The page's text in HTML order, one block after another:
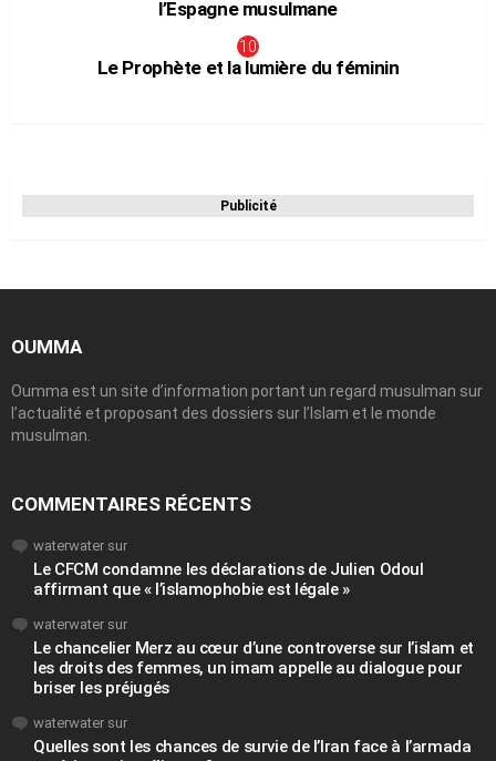
l’Espagne musulmane
Le Prophète et la lumière du féminin
Publicité
OUMMA
Oumma est un site d’information portant un regard musulman sur
l’actualité et proposant des dossiers sur l’Islam et le monde
musulman.
COMMENTAIRES RÉCENTS
waterwater sur
Le CFCM condamne les déclarations de Julien Odoul
affirmant que « l’islamophobie est légale »
waterwater sur
Le chancelier Merz au cœur d’une controverse sur l’islam et
les droits des femmes, un imam appelle au dialogue pour
briser les préjugés
waterwater sur
Quelles sont les chances de survie de l’Iran face à l’armada